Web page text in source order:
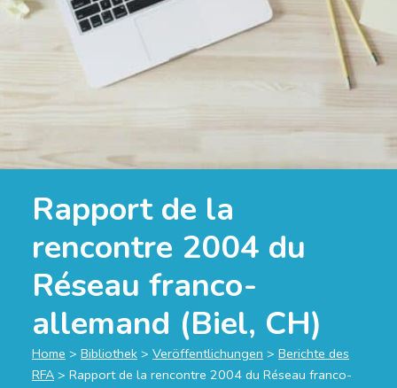
Rapport de la
rencontre 2004 du
Réseau franco-
allemand (Biel, CH)
Home > Bibliothek > Veröffentlichungen > Berichte des
RFA > Rapport de la rencontre 2004 du Réseau franco-